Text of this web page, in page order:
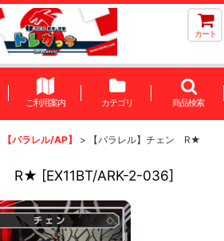
カート
ご利用案内 カテゴリ 商品検索
【パラレル/AP】 > 【パラレル】チェン R★
R★ [EX11BT/ARK-2-036]